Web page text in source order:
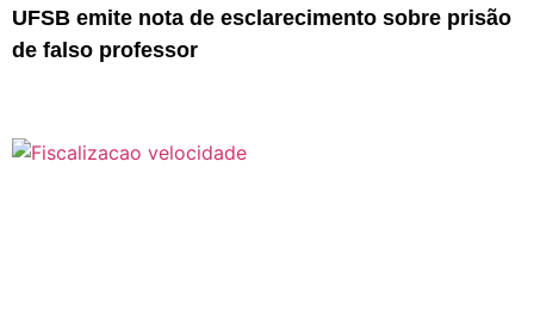
UFSB emite nota de esclarecimento sobre prisão
de falso professor